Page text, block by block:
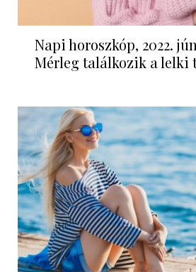
Napi horoszkóp, 2022.
Mérleg találkozik a lelki